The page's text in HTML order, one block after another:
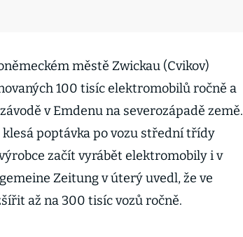
městě Zwickau (Cvikov)
100 tisíc elektromobilů ročně a
v Emdenu na severozápadě země.
poptávka po vozu střední třídy
začít vyrábět elektromobily i v
Zeitung v úterý uvedl, že ve
až na 300 tisíc vozů ročně.